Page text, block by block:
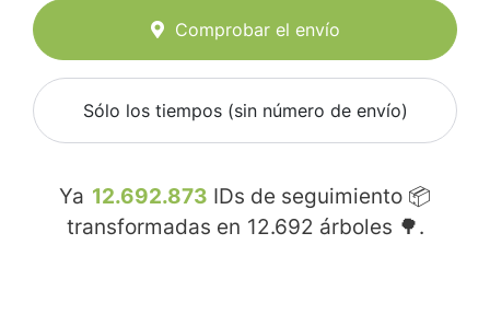
Comprobar el envío
Sólo los tiempos (sin número de envío)
Ya 12.692.873 IDs de seguimiento 📦
transformadas en 12.692 árboles 🌳.